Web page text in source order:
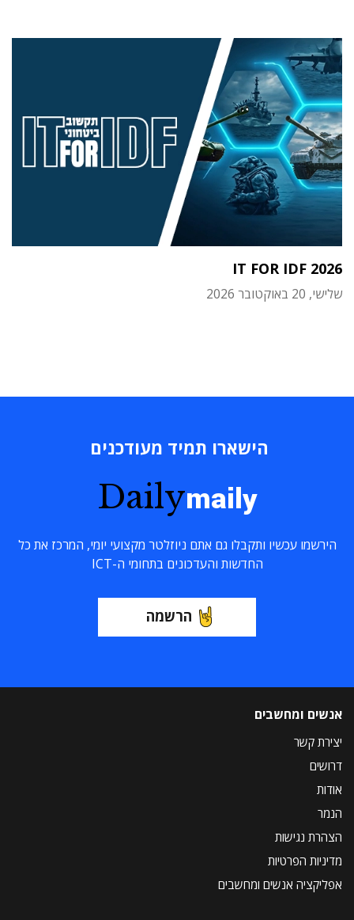
IT FOR IDF 2026
שלישי, 20 באוקטובר 2026
הישארו תמיד מעודכנים
Dailymaily
הירשמו עכשיו ותקבלו גם אתם ניוזלטר מקצועי יומי, המרכז את כל
החדשות והעדכונים בתחומי ה-ICT
הרשמה
אנשים ומחשבים
יצירת קשר
דרושים
אודות
הנמר
הצהרת נגישות
מדיניות הפרטיות
אפליקציה אנשים ומחשבים